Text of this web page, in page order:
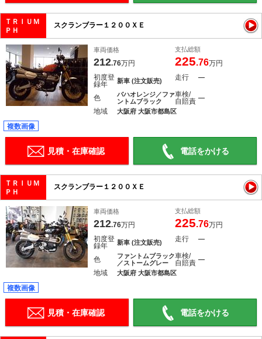
ＴＲＩＵＭ
ＰＨ
スクランブラー１２００ＸＥ
車両価格
212.76万円
支払総額
225.76万円
初度登
録年
新車 (注文販売) 走行 ―
色
バハオレンジ／ファ
ントムブラック
車検/
自賠責 ―
地域 大阪府 大阪市都島区
複数画像
見積・在庫確認 電話をかける
ＴＲＩＵＭ
ＰＨ
スクランブラー１２００ＸＥ
車両価格
212.76万円
支払総額
225.76万円
初度登
録年
新車 (注文販売) 走行 ―
色
ファントムブラック
／ストームグレー
車検/
自賠責 ―
地域 大阪府 大阪市都島区
複数画像
見積・在庫確認 電話をかける